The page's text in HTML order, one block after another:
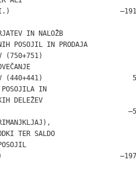
IN NALOŽB
POSOJIL IN PRODAJA
(750+751)
(440+441)
IN
DELEŽEV
TER SALDO